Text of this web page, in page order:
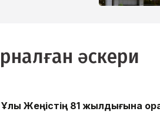
әскери
Жеңістің 81 жылдығына